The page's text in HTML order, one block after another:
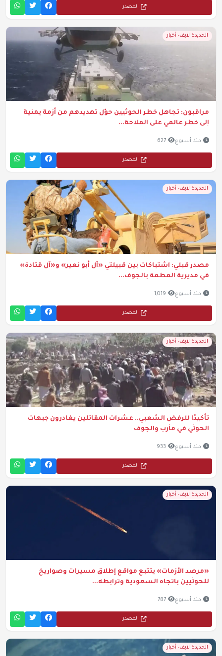
المصدر
الحديدة لايف- أخبار
مراقبون: تجاهل خطر الحوثيين حوّل تهديدهم من أزمة يمنية
إلى خطر عالمي على الملاحة...
منذ أسبوع 627
المصدر
الحديدة لايف- أخبار
مصدر قبلي: اشتباكات بين قبيلتي «آل أبو نعير» و«آل قتادة»
في مديرية المطمة بالجوف...
منذ أسبوع 1,019
المصدر
الحديدة لايف- أخبار
تأكيدًا للرفض الشعبي.. عشرات المقاتلين يغادرون جبهات
الحوثي في مأرب والجوف
منذ أسبوع 933
المصدر
الحديدة لايف- أخبار
«مرصد الأزمات» يتتبع مواقع إطلاق مسيرات وصواريخ
للحوثيين باتجاه السعودية وترابطه...
منذ أسبوع 787
المصدر
الحديدة لايف- أخبار